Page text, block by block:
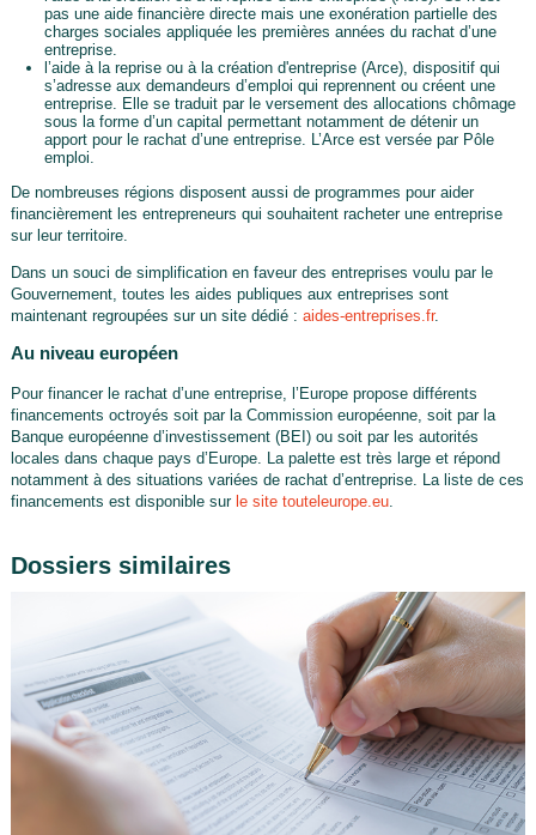
pas une aide financière directe mais une exonération partielle des
charges sociales appliquée les premières années du rachat d’une
entreprise.
l’aide à la reprise ou à la création d'entreprise (Arce), dispositif qui
s’adresse aux demandeurs d’emploi qui reprennent ou créent une
entreprise. Elle se traduit par le versement des allocations chômage
sous la forme d’un capital permettant notamment de détenir un
apport pour le rachat d’une entreprise. L’Arce est versée par Pôle
emploi.
De nombreuses régions disposent aussi de programmes pour aider
financièrement les entrepreneurs qui souhaitent racheter une entreprise
sur leur territoire.
Dans un souci de simplification en faveur des entreprises voulu par le
Gouvernement, toutes les aides publiques aux entreprises sont
maintenant regroupées sur un site dédié : aides-entreprises.fr.
Au niveau européen
Pour financer le rachat d’une entreprise, l’Europe propose différents
financements octroyés soit par la Commission européenne, soit par la
Banque européenne d’investissement (BEI) ou soit par les autorités
locales dans chaque pays d’Europe. La palette est très large et répond
notamment à des situations variées de rachat d’entreprise. La liste de ces
financements est disponible sur le site touteleurope.eu.
Dossiers similaires